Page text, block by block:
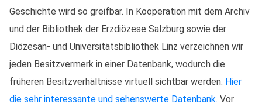
Geschichte wird so greifbar. In Kooperation mit dem Archiv
und der Bibliothek der Erzdiözese Salzburg sowie der
Diözesan- und Universitätsbibliothek Linz verzeichnen wir
jeden Besitzvermerk in einer Datenbank, wodurch die
früheren Besitzverhältnisse virtuell sichtbar werden. Hier
die sehr interessante und sehenswerte Datenbank. Vor